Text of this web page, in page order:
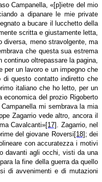
Campanella, «[p]ietre del mio
a dipanare le mie private
a bucare il lucchetto della
scritta e giustamente letta,
diversa, meno stravolgente, ma
che questa sua estrema
oltrepassare la pagina,
per un lavoro e un impegno che
questo contatto indiretto che
italiano che ho letto, per un
economica del prozio Rigoberto
mi sembrava la mia
Zagarrio vede altro, ancora il
Cavalcanti»[17]
. Zagarrio, nel
del giovane Roversi [18] ; dei
con accuratezza i motivi
davanti agli occhi, visti da una
la fine della guerra da quello
di avvenimenti e di mutazioni